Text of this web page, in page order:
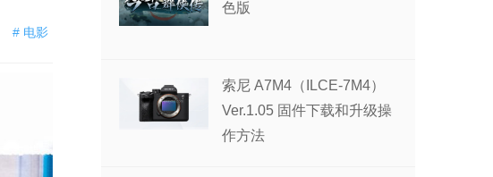
# 电影
色版
索尼 A7M4（ILCE-7M4）
Ver.1.05 固件下载和升级操
作方法